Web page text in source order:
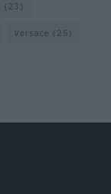
(23)
Versace (25)